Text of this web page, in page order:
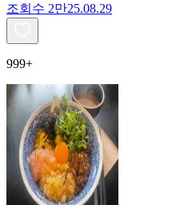
조회수 2만25.08.29
999+